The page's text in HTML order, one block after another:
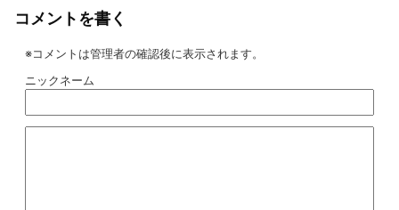
コメントを書く
※コメントは管理者の確認後に表示されます。
ニックネーム